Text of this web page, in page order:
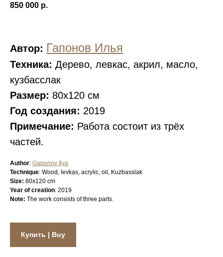
850 000 р.
Автор: Гапонов Илья
Техника: Дерево, левкас, акрил, масло,
кузбасслак
Размер: 80х120 см
Год создания: 2019
Примечание: Работа состоит из трёх
частей.
Author: Gaponov Ilya
Technique: Wood, levkas, acrylic, oil, Kuzbasslak
Size: 80х120 cm
Year of creation: 2019
Note: The work consists of three parts.
Купить | Buy